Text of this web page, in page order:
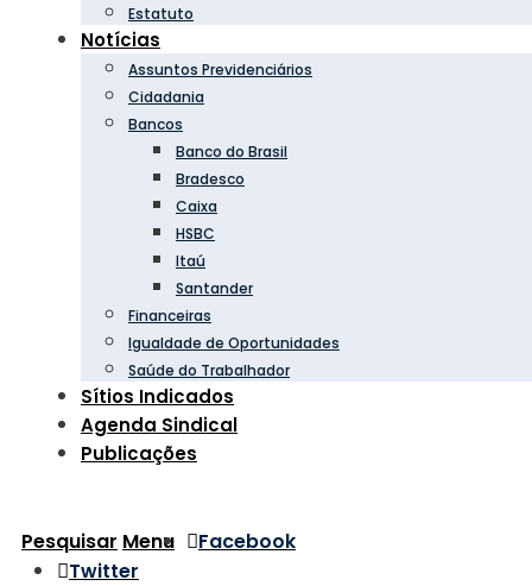
Estatuto
Notícias
Assuntos Previdenciários
Cidadania
Bancos
Banco do Brasil
Bradesco
Caixa
HSBC
Itaú
Santander
Financeiras
Igualdade de Oportunidades
Saúde do Trabalhador
Sítios Indicados
Agenda Sindical
Publicações
Pesquisar Menu
Facebook
Twitter